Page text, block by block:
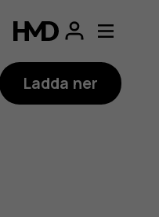
Ladda ner